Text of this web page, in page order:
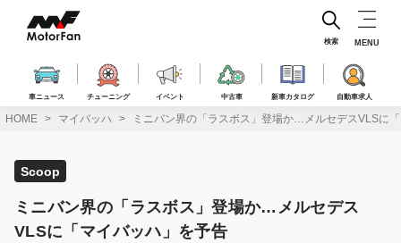
ス
車ニュース チューニング イベント 中古車 新車カタログ 自動車求人
検索 MENU
HOME マイバッハ ミニバン界の「ラスボス」登場か…メルセデスVLSに
Scoop
ミニバン界の「ラスボス」登場か…メルセデス
VLSに「マイバッハ」を予告